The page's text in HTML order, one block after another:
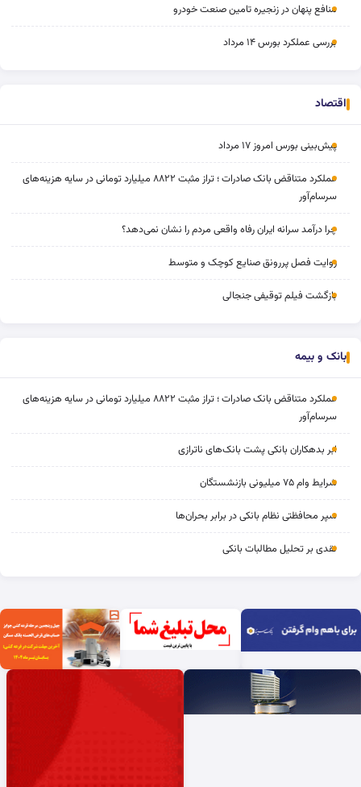
منافع پنهان در زنجیره تامین صنعت خودرو
بررسی عملکرد بورس ۱۴ مرداد
اقتصاد
پیش‌بینی بورس امروز ۱۷ مرداد
عملکرد متناقض بانک صادرات ؛ تراز مثبت ۸۸۲۲ میلیارد تومانی در سایه هزینه‌های
سرسام‌آور
چرا درآمد سرانه ایران رفاه واقعی مردم را نشان نمی‌دهد؟
روایت فصل پررونق صنایع کوچک و متوسط
بازگشت فیلم توقیفی جنجالی
بانک و بیمه
عملکرد متناقض بانک صادرات ؛ تراز مثبت ۸۸۲۲ میلیارد تومانی در سایه هزینه‌های
سرسام‌آور
ابر بدهکاران بانکی پشت بانک‌های ناترازی
شرایط وام ۷۵ میلیونی بازنشستگان
سپر محافظتی نظام بانکی در برابر بحران‌ها
نقدی بر تحلیل مطالبات بانکی